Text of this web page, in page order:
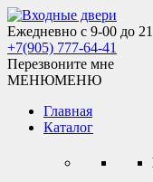
Skip
to
content
Входные двери
Ежедневно с 9-00 до
+7(905) 777-64-41
Перезвоните мне
МЕНЮМЕНЮ
Главная
Каталог